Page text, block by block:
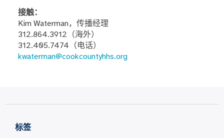
接触：
Kim Waterman，传播经理
312.864.3912（海外）
312.405.7474（电话）
kwaterman@cookcountyhhs.org
标签